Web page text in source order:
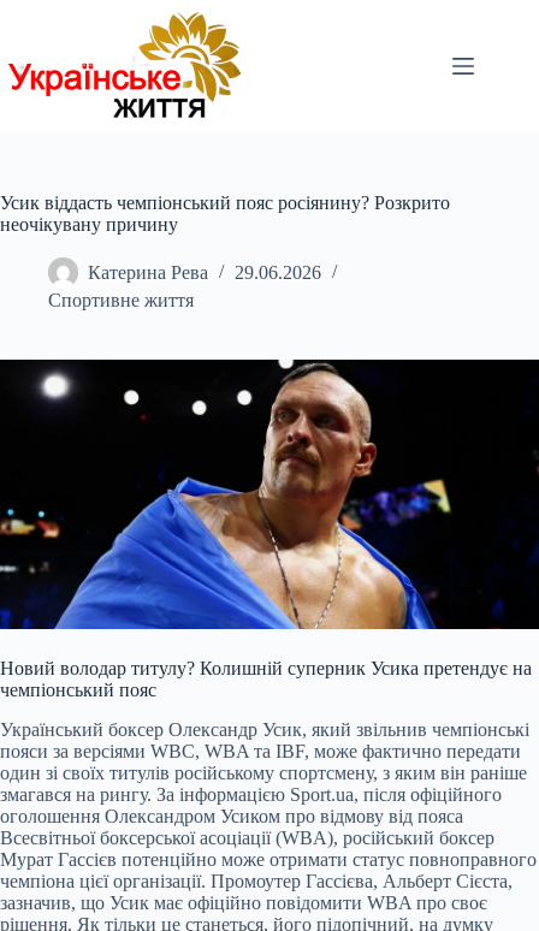
Усик віддасть чемпіонський пояс росіянину? Розкрито
неочікувану причину
Катерина Рева
29.06.2026
Спортивне життя
Новий володар титулу? Колишній суперник Усика претендує на
чемпіонський пояс
Український боксер Олександр Усик, який звільнив чемпіонські
пояси за версіями WBC, WBA та IBF, може фактично передати
один зі своїх титулів російському спортсмену, з яким він раніше
змагався на рингу. За інформацією Sport.ua, після офіційного
оголошення Олександром Усиком про відмову від пояса
Всесвітньої боксерської асоціації (WBA), російський боксер
Мурат Гассієв потенційно може отримати статус повноправного
чемпіона цієї організації. Промоутер Гассієва, Альберт Сієста,
зазначив, що Усик має офіційно повідомити WBA про своє
рішення. Як тільки це станеться, його підопічний, на думку